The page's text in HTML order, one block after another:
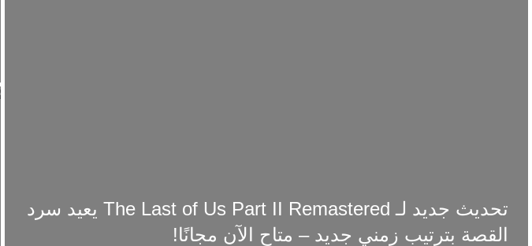
تحديث جديد لـ The Last of Us Part II Remastered يعيد سرد
القصة بترتيب زمني جديد – متاح الآن مجانًا!